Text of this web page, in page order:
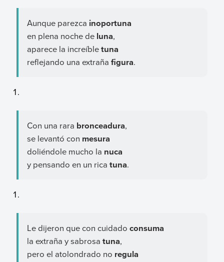
Aunque parezca inoportuna
en plena noche de luna,
aparece la increíbletuna
reflejando una extraña figura.
Con una rara bronceadura,
se levantó con mesura
doliéndole mucho la nuca
y pensando en un rica tuna.
Le dijeron que con cuidado consuma
la extraña y sabrosa tuna,
pero el atolondrado no regula